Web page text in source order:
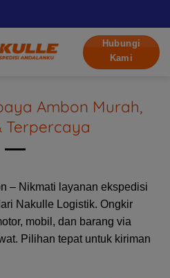
Hubungi
Kami
Ambon Murah,
Terpercaya
– Nikmati layanan ekspedisi
Nakulle Logistik. Ongkir
mobil, dan barang via
Pilihan tepat untuk kiriman